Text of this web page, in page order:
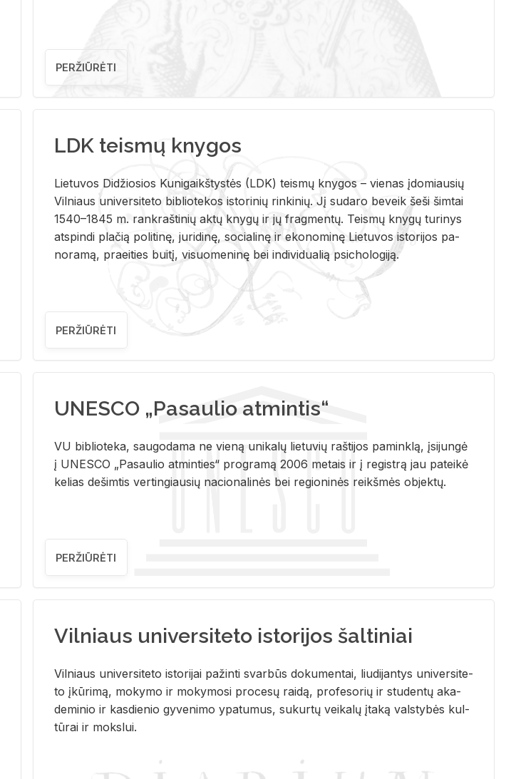
PERŽIŪRĖTI
LDK teismų knygos
Lie­tu­vos Di­džio­sios Ku­ni­gaikš­tys­tės (LDK) teis­mų kny­gos – vie­nas įdo­miau­sių
Vil­niaus uni­ver­si­te­to bi­b­lio­te­kos is­to­ri­nių rin­ki­nių. Jį su­da­ro be­veik šeši šim­tai
1540–1845 m. rank­raš­ti­nių aktų kny­gų ir jų frag­men­tų. Teis­mų kny­gų tu­ri­nys
at­spin­di pla­čią po­li­ti­nę, ju­ri­di­nę, so­cia­li­nę ir eko­no­mi­nę Lie­tu­vos is­to­ri­jos pa­
no­ra­mą, pra­ei­ties bui­tį, vi­suo­me­ni­nę bei in­di­vi­dua­lią psi­cho­lo­gi­ją.
PERŽIŪRĖTI
UNESCO „Pasaulio atmintis“
VU biblioteka, saugodama ne vieną unikalų lietuvių raštijos paminklą, įsijungė
į UNESCO „Pasaulio atminties“ programą 2006 metais ir į registrą jau pateikė
kelias dešimtis vertingiausių nacionalinės bei regioninės reikšmės objektų.
PERŽIŪRĖTI
Vilniaus universiteto istorijos šaltiniai
Vil­niaus uni­ver­si­te­to is­to­ri­jai pa­žin­ti svar­būs do­ku­men­tai, liu­di­jan­tys uni­ver­si­te­
to įkū­ri­mą, mo­ky­mo ir mo­ky­mo­si pro­ce­sų rai­dą, pro­fe­so­rių ir stu­den­tų aka­
de­mi­nio ir kas­die­nio gy­ve­ni­mo ypa­tu­mus, su­kur­tų vei­ka­lų įta­ką vals­ty­bės kul­
tū­rai ir moks­lui.